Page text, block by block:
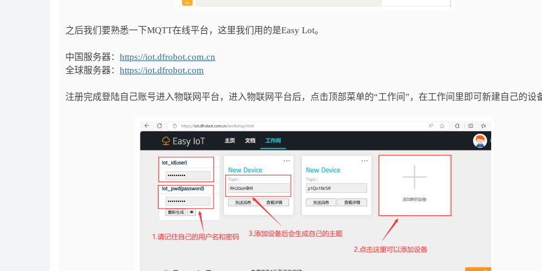
之后我们要熟悉一下MQTT在线平台，这里我们用的是Easy Lot。
中国服务器： https://iot.dfrobot.com.cn
全球服务器： https://iot.dfrobot.com
注册完成登陆自己账号进入物联网平台，进入物联网平台后，点击顶部菜单的“工作间”，在工作间里即可新建自己的设